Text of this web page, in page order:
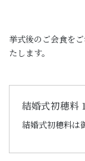
挙式後のご会食を
たします。
結婚式初穂料
結婚式初穂料は